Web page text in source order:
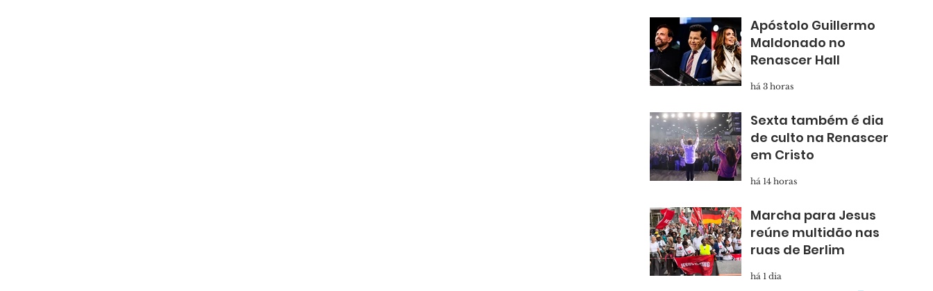
Apóstolo Guillermo
Maldonado no
Renascer Hall
há 3 horas
Sexta também é dia
de culto na Renascer
em Cristo
há 14 horas
Marcha para Jesus
reúne multidão nas
ruas de Berlim
há 1 dia